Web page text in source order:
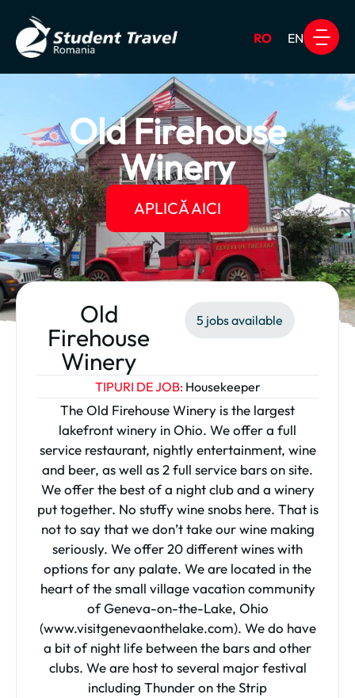
RO EN
Old Firehouse
Winery
APLICĂ AICI
Old
Firehouse
Winery
5 jobs available
TIPURI DE JOB: Housekeeper
The Old Firehouse Winery is the largest
lakefront winery in Ohio. We offer a full
service restaurant, nightly entertainment, wine
and beer, as well as 2 full service bars on site.
We offer the best of a night club and a winery
put together. No stuffy wine snobs here. That is
not to say that we don’t take our wine making
seriously. We offer 20 different wines with
options for any palate. We are located in the
heart of the small village vacation community
of Geneva-on-the-Lake, Ohio
(www.visitgenevaonthelake.com). We do have
a bit of night life between the bars and other
clubs. We are host to several major festival
including Thunder on the Strip